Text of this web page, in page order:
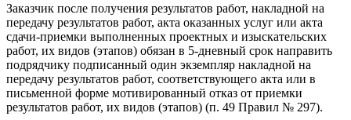
Заказчик после получения результатов работ, накладной на
передачу результатов работ, акта оказанных услуг или акта
сдачи-приемки выполненных проектных и изыскательских
работ, их видов (этапов) обязан в 5-дневный срок направить
подрядчику подписанный один экземпляр накладной на
передачу результатов работ, соответствующего акта или в
письменной форме мотивированный отказ от приемки
результатов работ, их видов (этапов) (п. 49 Правил № 297).